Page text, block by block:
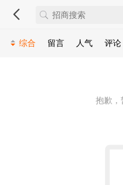
综合 留言 人气 评论
抱歉，